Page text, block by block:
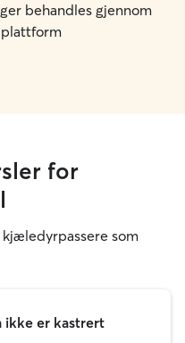
behandles gjennom
plattform
for
som
ikke er kastrert